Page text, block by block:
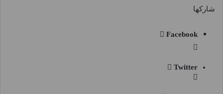
شاركها
Facebook
Twitter